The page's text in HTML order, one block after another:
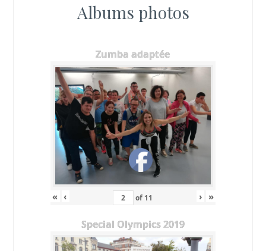
Albums photos
Zumba adaptée
« ‹ of 11 › »
Special Olympics 2019